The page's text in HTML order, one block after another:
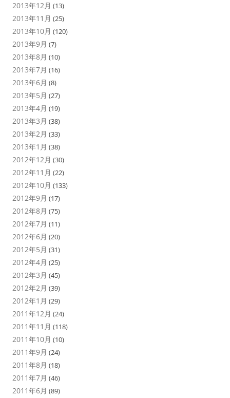
2013年12月 (13)
2013年11月 (25)
2013年10月 (120)
2013年9月 (7)
2013年8月 (10)
2013年7月 (16)
2013年6月 (8)
2013年5月 (27)
2013年4月 (19)
2013年3月 (38)
2013年2月 (33)
2013年1月 (38)
2012年12月 (30)
2012年11月 (22)
2012年10月 (133)
2012年9月 (17)
2012年8月 (75)
2012年7月 (11)
2012年6月 (20)
2012年5月 (31)
2012年4月 (25)
2012年3月 (45)
2012年2月 (39)
2012年1月 (29)
2011年12月 (24)
2011年11月 (118)
2011年10月 (10)
2011年9月 (24)
2011年8月 (18)
2011年7月 (46)
2011年6月 (89)